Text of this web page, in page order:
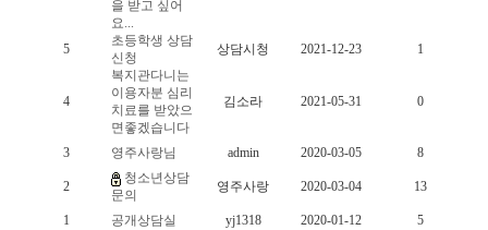
을 받고 싶어
요...
5
초등학생 상담
신청
상담시청 2021-12-23 1
4
복지관다니는
이용자분 심리
치료를 받았으
면좋겠습니다
김소라 2021-05-31 0
3 영주사랑님 admin 2020-03-05 8
2
청소년상담
문의
영주사랑 2020-03-04 13
1 공개상담실 yj1318 2020-01-12 5